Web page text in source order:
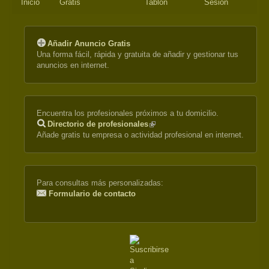
Inicio
Gratis
Tablón
Sesión
Añadir Anuncio Gratis
Una forma fácil, rápida y gratuita de añadir y gestionar tus
anuncios en internet.
Encuentra los profesionales próximos a tu domicilio.
Directorio de profesionales(link
is
Añade gratis tu empresa o actividad profesional en internet.
Para consultas más personalizadas:
Formulario de contacto